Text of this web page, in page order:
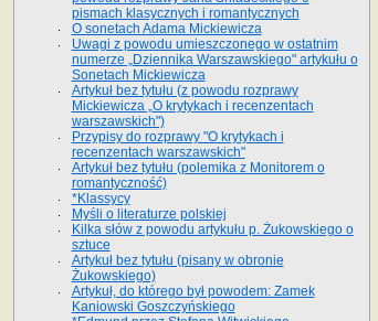
pismach klasycznych i romantycznych
O sonetach Adama Mickiewicza
Uwagi z powodu umieszczonego w ostatnim
numerze „Dziennika Warszawskiego" artykułu o
Sonetach Mickiewicza
Artykuł bez tytułu (z powodu rozprawy
Mickiewicza „O krytykach i recenzentach
warszawskich")
Przypisy do rozprawy "O krytykach i
recenzentach warszawskich"
Artykuł bez tytułu (polemika z Monitorem o
romantyczność)
*Klassycy
Myśli o literaturze polskiej
Kilka słów z powodu artykułu p. Żukowskiego o
sztuce
Artykuł bez tytułu (pisany w obronie
Żukowskiego)
Artykuł, do którego był powodem: Zamek
Kaniowski Goszczyńskiego